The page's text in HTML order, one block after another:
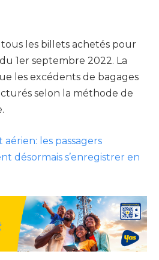
les billets achetés pour
1er septembre 2022. La
les excédents de bagages
selon la méthode de
aérien: les passagers
désormais s’enregistrer en